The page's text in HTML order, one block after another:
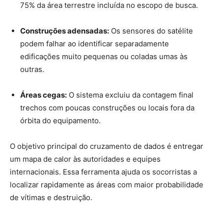
75% da área terrestre incluída no escopo de busca.
Construções adensadas: Os sensores do satélite
podem falhar ao identificar separadamente
edificações muito pequenas ou coladas umas às
outras.
Áreas cegas: O sistema excluiu da contagem final
trechos com poucas construções ou locais fora da
órbita do equipamento.
O objetivo principal do cruzamento de dados é entregar
um mapa de calor às autoridades e equipes
internacionais. Essa ferramenta ajuda os socorristas a
localizar rapidamente as áreas com maior probabilidade
de vítimas e destruição.